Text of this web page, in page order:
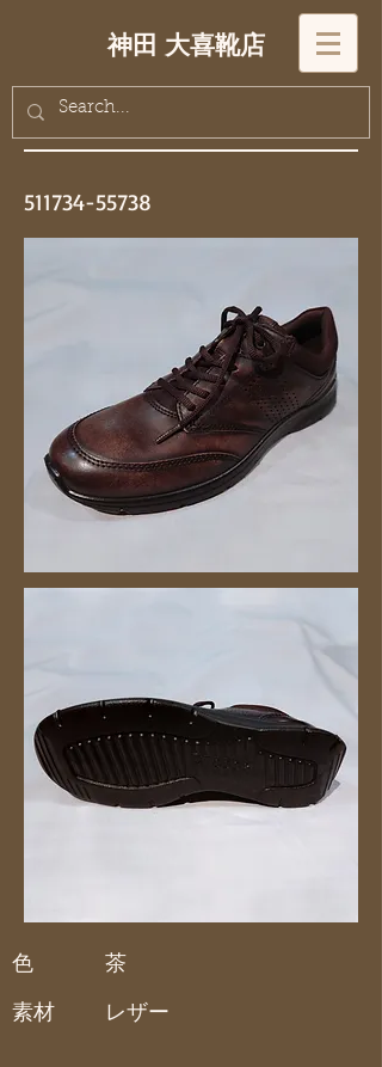
神田 大喜靴店
511734-55738
色
素材
茶
レザー